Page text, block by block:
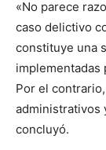
«No parece
caso delictivo
constituye una
implementadas
Por el
administrativos
concluyó.